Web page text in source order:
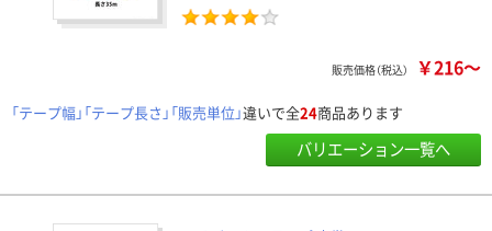
販売価格（税込） ￥216～
「テープ幅」「テープ長さ」「販売単位」違いで全24商品あります
バリエーション一覧へ